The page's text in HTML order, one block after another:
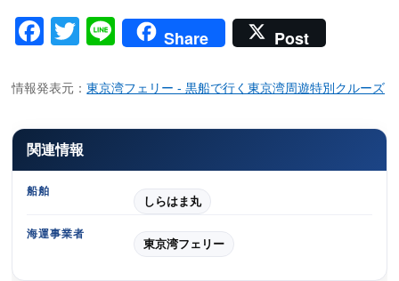
Facebook
Twitter
LineShare Post
情報発表元：東京湾フェリー - 黒船で行く東京湾周遊特別クルーズ
関連情報
船舶
しらはま丸
海運事業者
東京湾フェリー